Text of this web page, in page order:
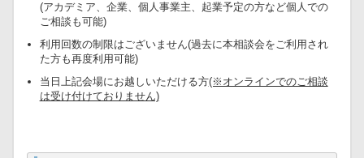
(アカデミア、企業、個人事業主、起業予定の方など個人での
ご相談も可能)
利用回数の制限はございません(過去に本相談会をご利用され
た方も再度利用可能)
当日上記会場にお越しいただける方(※オンラインでのご相談
は受け付けておりません)